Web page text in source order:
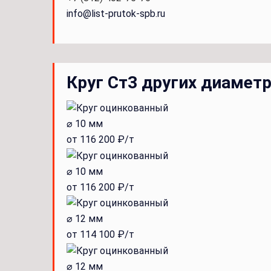
info@list-prutok-spb.ru
Круг Ст3 других
⌀ 10 мм
от 116 200 ₽/т
⌀ 10 мм
от 116 200 ₽/т
⌀ 12 мм
от 114 100 ₽/т
⌀ 12 мм